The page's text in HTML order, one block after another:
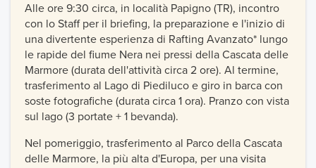
Alle ore 9:30 circa, in località Papigno (TR), incontro
con lo Staff per il briefing, la preparazione e l'inizio di
una divertente esperienza di Rafting Avanzato* lungo
le rapide del fiume Nera nei pressi della Cascata delle
Marmore (durata dell'attività circa 2 ore). Al termine,
trasferimento al Lago di Piediluco e giro in barca con
soste fotografiche (durata circa 1 ora). Pranzo con vista
sul lago (3 portate + 1 bevanda).
Nel pomeriggio, trasferimento al Parco della Cascata
delle Marmore, la più alta d'Europa, per una visita